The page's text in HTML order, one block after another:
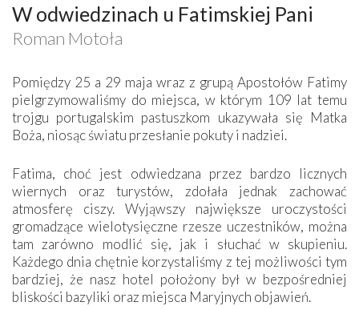
W odwiedzinach u Fatimskiej Pani
Roman Motoła
Pomiędzy 25 a 29 maja wraz z grupą Apostołów Fatimy
pielgrzymowaliśmy do miejsca, w którym 109 lat temu
trojgu portugalskim pastuszkom ukazywała się Matka
Boża, niosąc światu przesłanie pokuty i nadziei.
Fatima, choć jest odwiedzana przez bardzo licznych
wiernych oraz turystów, zdołała jednak zachować
atmosferę ciszy. Wyjąwszy największe uroczystości
gromadzące wielotysięczne rzesze uczestników, można
tam zarówno modlić się, jak i słuchać w skupieniu.
Każdego dnia chętnie korzystaliśmy z tej możliwości tym
bardziej, że nasz hotel położony był w bezpośredniej
bliskości bazyliki oraz miejsca Maryjnych objawień.